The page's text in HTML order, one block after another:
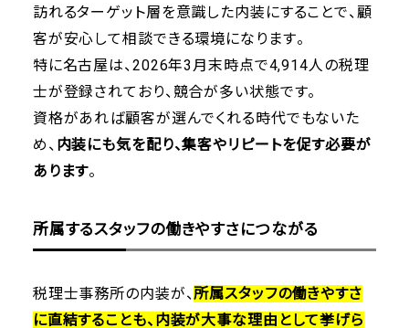
訪れるターゲット層を意識した内装にすることで、顧
客が安心して相談できる環境になります。
特に名古屋は、2026年3月末時点で4,914人の税理
士が登録されており、競合が多い状態です。
資格があれば顧客が選んでくれる時代でもないた
め、 内装にも気を配り、集客やリピートを促す必要が
あります。
所属するスタッフの働きやすさにつながる
税理士事務所の内装が、 所属スタッフの働きやすさ
に直結することも、内装が大事な理由として挙げら